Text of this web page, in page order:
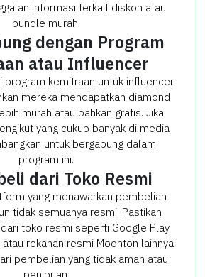
informasi terkait diskon atau
bundle murah.
dengan Program
atau Influencer
program kemitraan untuk influencer
mereka mendapatkan diamond
murah atau bahkan gratis. Jika
yang cukup banyak di media
untuk bergabung dalam
program ini.
dari Toko Resmi
yang menawarkan pembelian
tidak semuanya resmi. Pastikan
toko resmi seperti Google Play
rekanan resmi Moonton lainnya
pembelian yang tidak aman atau